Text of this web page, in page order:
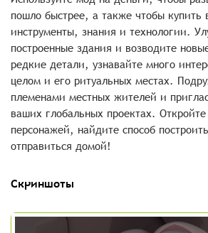
пошло быстрее, а также чтобы купить
инструменты, знания и технологии.
построенные здания и возводите
редкие детали, узнавайте много
целом и его ритуальных местах.
племенами местных жителей и
ваших глобальных проектах.
персонажей, найдите способ
отправиться домой!
Скриншоты